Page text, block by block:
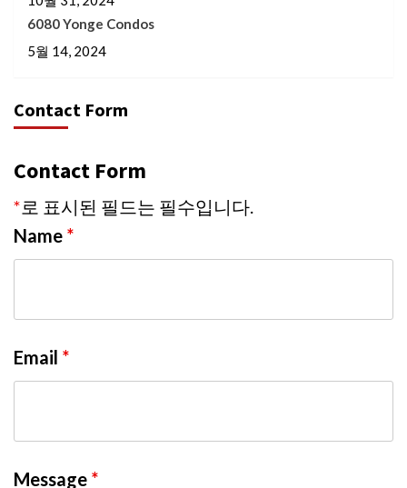
6080 Yonge Condos
5월 14, 2024
Contact Form
Contact Form
*로 표시된 필드는 필수입니다.
Name *
Email *
Message *